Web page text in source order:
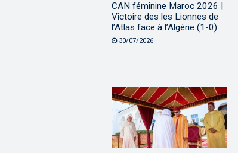
CAN féminine Maroc 2026 |
Victoire des les Lionnes de
l’Atlas face à l’Algérie (1-0)
30/07/2026